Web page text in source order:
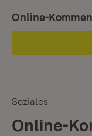
Ist ausgewählt.
Online-
Soziales
Online-